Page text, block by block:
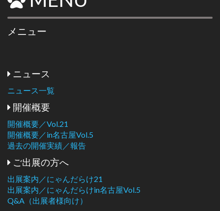
メニュー
ニュース
ニュース一覧
開催概要
開催概要／Vol.21
開催概要／in名古屋Vol.5
過去の開催実績／報告
ご出展の方へ
出展案内／にゃんだらけ21
出展案内／にゃんだらけin名古屋Vol.5
Q&A（出展者様向け）